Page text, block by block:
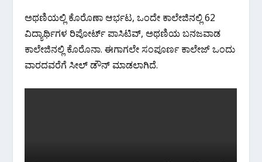
ಅಥಣಿಯಲ್ಲಿ ಕೊರೊಣಾ ಆರ್ಭಟ, ಒಂದೇ ಕಾಲೇಜಿನಲ್ಲಿ 62
ವಿದ್ಯಾರ್ಥಿಗಳ ರಿಪೋರ್ಟ್ ಪಾಸಿಟಿವ್, ಅಥಣಿಯ ಬನಜವಾಡ
ಕಾಲೇಜಿನಲ್ಲಿ ಕೊರೊನಾ. ಈಗಾಗಲೇ ಸಂಪೂರ್ಣ ಕಾಲೇಜ್ ಒಂದು
ವಾರದವರೆಗೆ ಸೀಲ್ ಡೌನ್ ಮಾಡಲಾಗಿದೆ.